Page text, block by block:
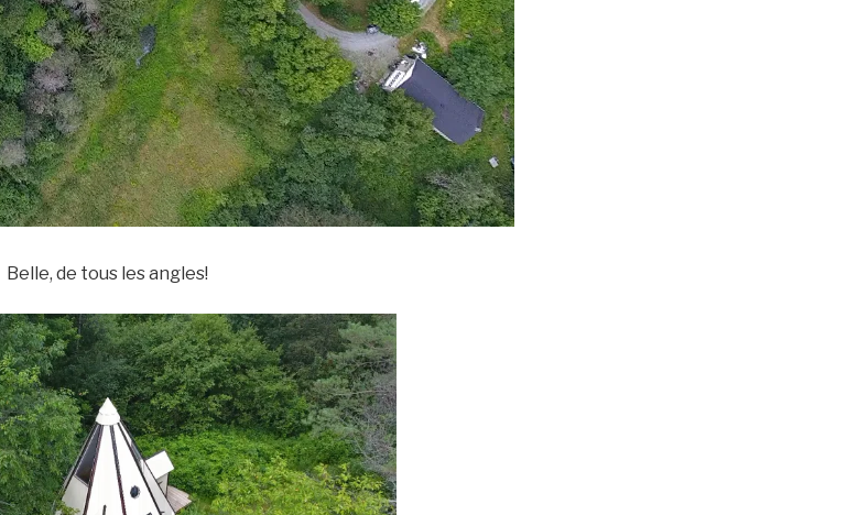
Belle, de tous les angles!